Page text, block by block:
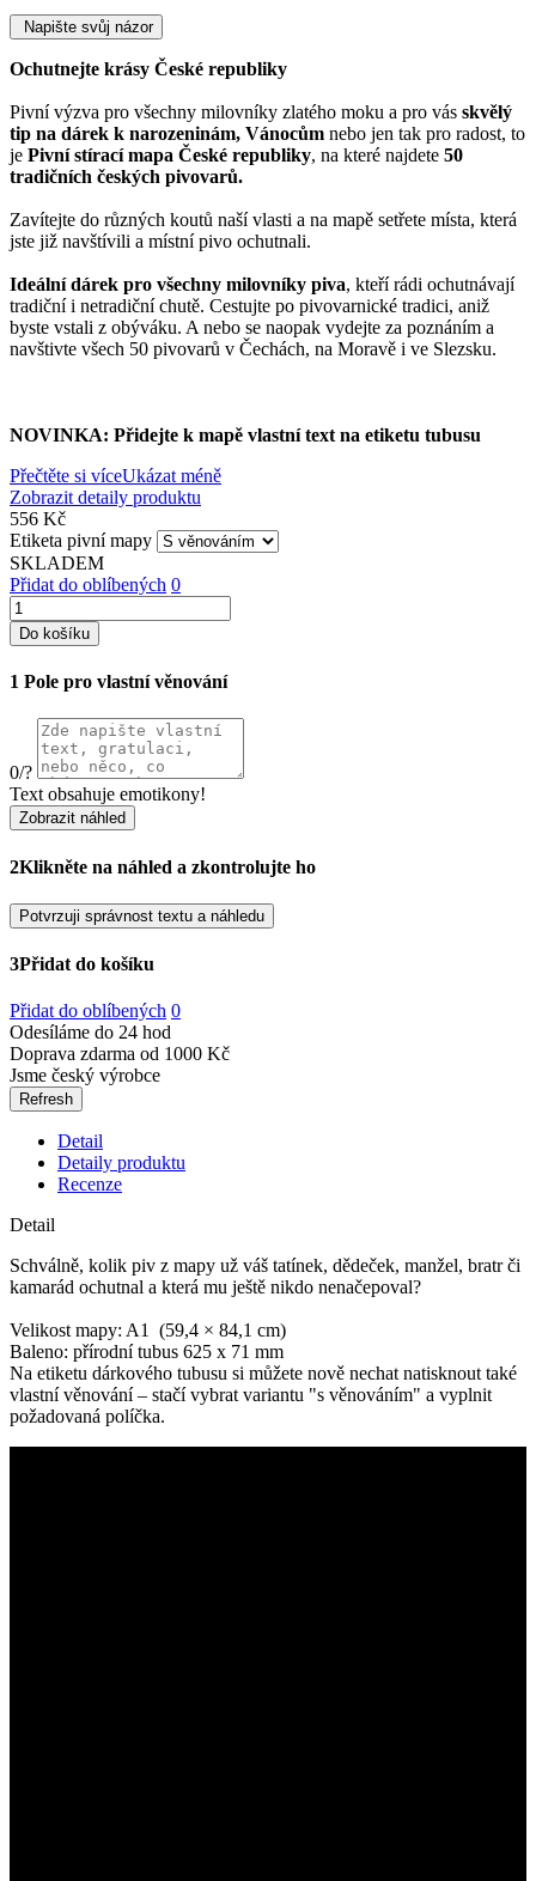
Napište svůj názor
Ochutnejte krásy České republiky
Pivní výzva pro všechny milovníky zlatého moku a pro vás skvělý
tip na dárek k narozeninám, Vánocům nebo jen tak pro radost, to
je Pivní stírací mapa České republiky, na které najdete 50
tradičních českých pivovarů.
Zavítejte do různých koutů naší vlasti a na mapě setřete místa, která
jste již navštívili a místní pivo ochutnali.
Ideální dárek pro všechny milovníky piva, kteří rádi ochutnávají
tradiční i netradiční chutě. Cestujte po pivovarnické tradici, aniž
byste vstali z obýváku. A nebo se naopak vydejte za poznáním a
navštivte všech 50 pivovarů v Čechách, na Moravě i ve Slezsku.
NOVINKA: Přidejte k mapě vlastní text na etiketu tubusu
Přečtěte si víceUkázat méně
Zobrazit detaily produktu
556 Kč
Etiketa pivní mapy
SKLADEM
Přidat do oblíbených 0
Do košíku
1 Pole pro vlastní věnování
0/?
Text obsahuje emotikony!
Zobrazit náhled
2Klikněte na náhled a zkontrolujte ho
Potvrzuji správnost textu a náhledu
3Přidat do košíku
Přidat do oblíbených 0
Odesíláme do 24 hod
Doprava zdarma od 1000 Kč
Jsme český výrobce
Detail
Detaily produktu
Recenze
Detail
Schválně, kolik piv z mapy už váš tatínek, dědeček, manžel, bratr či
kamarád ochutnal a která mu ještě nikdo nenačepoval?
Velikost mapy: A1 (59,4 × 84,1 cm)
Baleno: přírodní tubus 625 x 71 mm
Na etiketu dárkového tubusu si můžete nově nechat natisknout také
vlastní věnování – stačí vybrat variantu "s věnováním" a vyplnit
požadovaná políčka.